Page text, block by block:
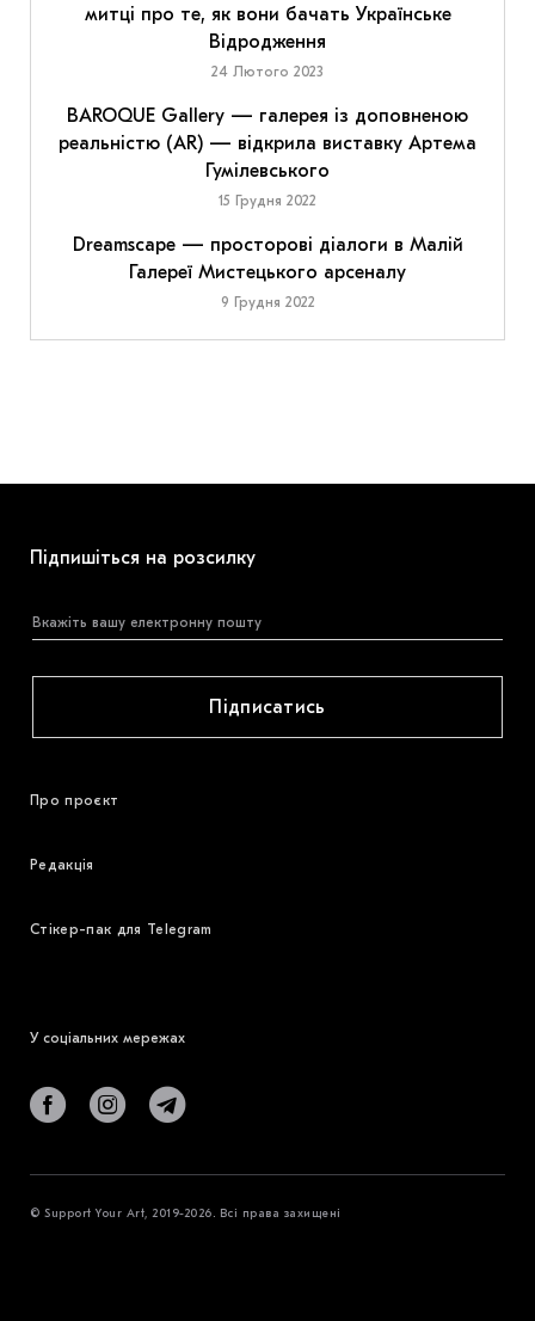
митці про те, як вони бачать Українське
Відродження
24 Лютого 2023
BAROQUE Gallery — галерея із доповненою
реальністю (AR) — відкрила виставку Артема
Гумілевського
15 Грудня 2022
Dreamscape — просторові діалоги в Малій
Галереї Мистецького арсеналу
9 Грудня 2022
Підпишіться на розсилку
Підписатись
Про проєкт
Редакція
Стікер-пак для Telegram
У соціальних мережах
© Support Your Art, 2019-2026. Всі права захищені